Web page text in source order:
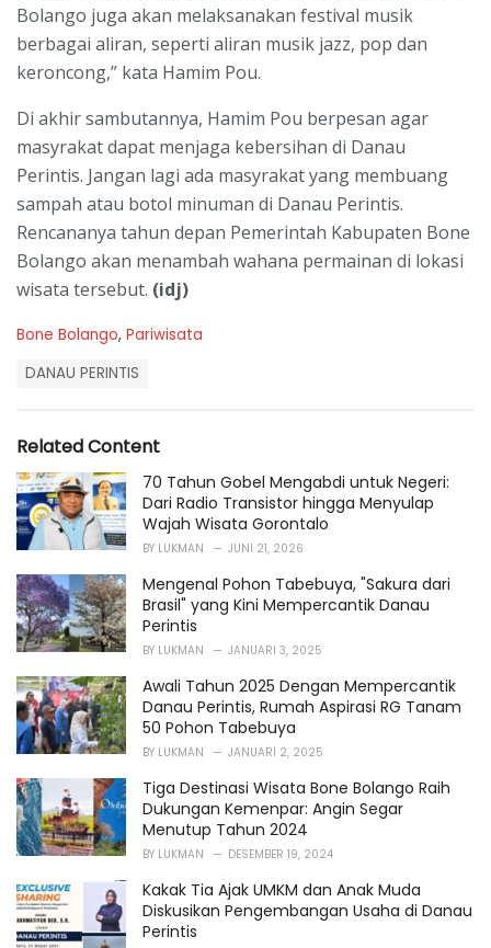
Bolango juga akan melaksanakan festival musik
berbagai aliran, seperti aliran musik jazz, pop dan
keroncong,” kata Hamim Pou.
Di akhir sambutannya, Hamim Pou berpesan agar
masyrakat dapat menjaga kebersihan di Danau
Perintis. Jangan lagi ada masyrakat yang membuang
sampah atau botol minuman di Danau Perintis.
Rencananya tahun depan Pemerintah Kabupaten Bone
Bolango akan menambah wahana permainan di lokasi
wisata tersebut. (idj)
C
r
i
e
s
:
Bone Bolango, Pariwisata
:
DANAU PERINTIS
Related Content
70 Tahun Gobel Mengabdi untuk Negeri:
Dari Radio Transistor hingga Menyulap
Wajah Wisata Gorontalo
BY LUKMAN JUNI 21, 2026
Mengenal Pohon Tabebuya, "Sakura dari
Brasil" yang Kini Mempercantik Danau
Perintis
BY LUKMAN JANUARI 3, 2025
Awali Tahun 2025 Dengan Mempercantik
Danau Perintis, Rumah Aspirasi RG Tanam
50 Pohon Tabebuya
BY LUKMAN JANUARI 2, 2025
Tiga Destinasi Wisata Bone Bolango Raih
Dukungan Kemenpar: Angin Segar
Menutup Tahun 2024
BY LUKMAN DESEMBER 19, 2024
Kakak Tia Ajak UMKM dan Anak Muda
Diskusikan Pengembangan Usaha di Danau
Perintis